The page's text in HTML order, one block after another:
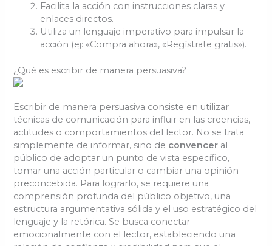
Facilita la acción con instrucciones claras y
enlaces directos.
Utiliza un lenguaje imperativo para impulsar la
acción (ej: «Compra ahora», «Regístrate gratis»).
¿Qué es escribir de manera persuasiva?
Escribir de manera persuasiva consiste en utilizar
técnicas de comunicación para influir en las creencias,
actitudes o comportamientos del lector. No se trata
simplemente de informar, sino de convencer al
público de adoptar un punto de vista específico,
tomar una acción particular o cambiar una opinión
preconcebida. Para lograrlo, se requiere una
comprensión profunda del público objetivo, una
estructura argumentativa sólida y el uso estratégico del
lenguaje y la retórica. Se busca conectar
emocionalmente con el lector, estableciendo una